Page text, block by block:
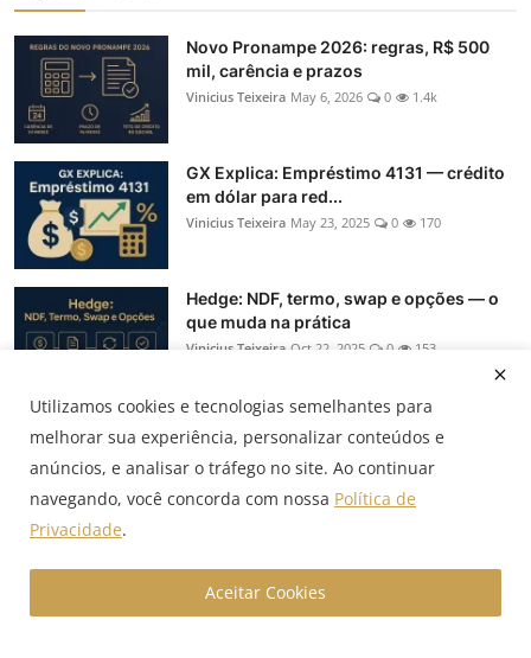
Novo Pronampe 2026: regras, R$ 500
mil, carência e prazos
Vinicius Teixeira May 6, 2026 0 1.4k
GX Explica: Empréstimo 4131 — crédito
em dólar para red...
Vinicius Teixeira May 23, 2025 0 170
Hedge: NDF, termo, swap e opções — o
que muda na prática
Vinicius Teixeira Oct 22, 2025 0 153
taxas e como econom...
Vinicius Teixeira May 21, 2025 0 109
garante o contrato
Vinicius Teixeira May 19, 2025
Utilizamos cookies e tecnologias semelhantes para
melhorar sua experiência, personalizar conteúdos e
anúncios, e analisar o tráfego no site. Ao continuar
navegando, você concorda com nossa Política de
Privacidade.
Aceitar Cookies